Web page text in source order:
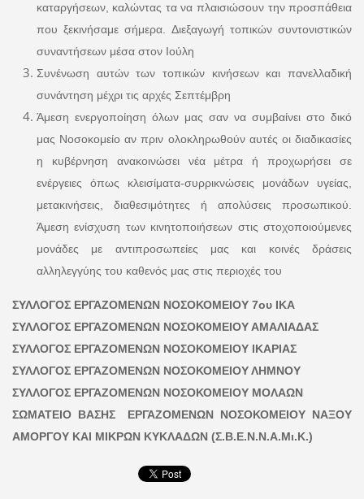
καταργήσεων, καλώντας τα να πλαισιώσουν την προσπάθεια
που ξεκινήσαμε σήμερα. Διεξαγωγή τοπικών συντονιστικών
συναντήσεων μέσα στον Ιούλη
Συνένωση αυτών των τοπικών κινήσεων και πανελλαδική
συνάντηση μέχρι τις αρχές Σεπτέμβρη
Άμεση ενεργοποίηση όλων μας σαν να συμβαίνει στο δικό
μας Νοσοκομείο αν πριν ολοκληρωθούν αυτές οι διαδικασίες
η κυβέρνηση ανακοινώσει νέα μέτρα ή προχωρήσει σε
ενέργειες όπως κλεισίματα-συρρικνώσεις μονάδων υγείας,
μετακινήσεις, διαθεσιμότητες ή απολύσεις προσωπικού.
Άμεση ενίσχυση των κινητοποιήσεων στις στοχοποιούμενες
μονάδες με αντιπροσωπείες μας και κοινές δράσεις
αλληλεγγύης του καθενός μας στις περιοχές του
ΣΥΛΛΟΓΟΣ ΕΡΓΑΖΟΜΕΝΩΝ ΝΟΣΟΚΟΜΕΙΟΥ 7ου ΙΚΑ
ΣΥΛΛΟΓΟΣ ΕΡΓΑΖΟΜΕΝΩΝ ΝΟΣΟΚΟΜΕΙΟΥ ΑΜΑΛΙΑΔΑΣ
ΣΥΛΛΟΓΟΣ ΕΡΓΑΖΟΜΕΝΩΝ ΝΟΣΟΚΟΜΕΙΟΥ ΙΚΑΡΙΑΣ
ΣΥΛΛΟΓΟΣ ΕΡΓΑΖΟΜΕΝΩΝ ΝΟΣΟΚΟΜΕΙΟΥ ΛΗΜΝΟΥ
ΣΥΛΛΟΓΟΣ ΕΡΓΑΖΟΜΕΝΩΝ ΝΟΣΟΚΟΜΕΙΟΥ ΜΟΛΑΩΝ
ΣΩΜΑΤΕΙΟ ΒΑΣΗΣ ΕΡΓΑΖΟΜΕΝΩΝ ΝΟΣΟΚΟΜΕΙΟΥ ΝΑΞΟΥ
ΑΜΟΡΓΟΥ ΚΑΙ ΜΙΚΡΩΝ ΚΥΚΛΑΔΩΝ (Σ.Β.Ε.Ν.Ν.Α.Μι.Κ.)